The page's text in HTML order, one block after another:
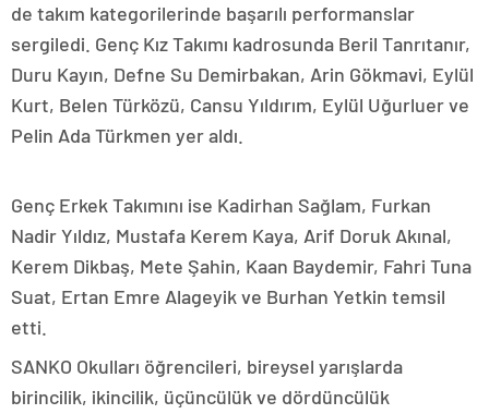
de takım kategorilerinde başarılı performanslar
sergiledi. Genç Kız Takımı kadrosunda Beril Tanrıtanır,
Duru Kayın, Defne Su Demirbakan, Arin Gökmavi, Eylül
Kurt, Belen Türközü, Cansu Yıldırım, Eylül Uğurluer ve
Pelin Ada Türkmen yer aldı.
Genç Erkek Takımını ise Kadirhan Sağlam, Furkan
Nadir Yıldız, Mustafa Kerem Kaya, Arif Doruk Akınal,
Kerem Dikbaş, Mete Şahin, Kaan Baydemir, Fahri Tuna
Suat, Ertan Emre Alageyik ve Burhan Yetkin temsil
etti.
SANKO Okulları öğrencileri, bireysel yarışlarda
birincilik, ikincilik, üçüncülük ve dördüncülük